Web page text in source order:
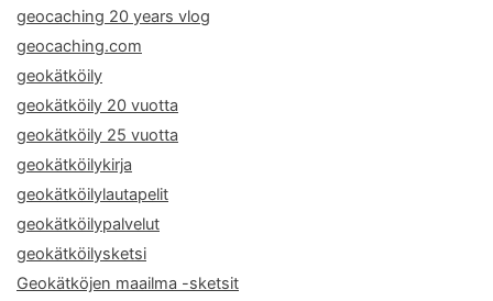
geocaching 20 years vlog
geocaching.com
geokätköily
geokätköily 20 vuotta
geokätköily 25 vuotta
geokätköilykirja
geokätköilylautapelit
geokätköilypalvelut
geokätköilysketsi
Geokätköjen maailma -sketsit